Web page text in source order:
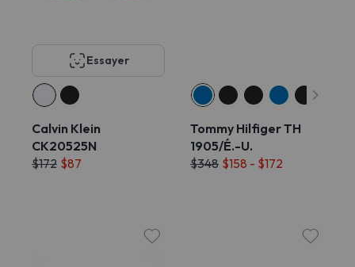
Essayer
Calvin Klein
CK20525N
$172 $87
Tommy Hilfiger TH
1905/É.-U.
$348 $158 - $172